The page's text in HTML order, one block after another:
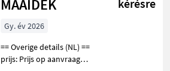
Sonstige
MAAIDEK
kérésre
Gy. év 2026
== Overige details (NL) ==
prijs: Prijs op aanvraag